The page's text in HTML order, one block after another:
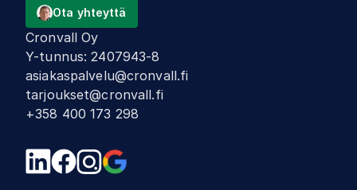
Ota yhteyttä
Cronvall Oy
Y-tunnus:2407943-8
asiakaspalvelu@cronvall.fi
tarjoukset@cronvall.fi
+358 400 173 298